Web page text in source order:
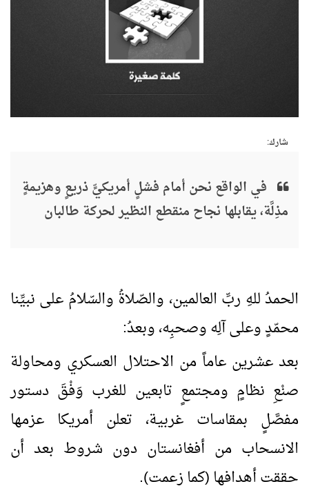
شارك:
في الواقع نحن أمام فشلٍ أمريكيٍّ ذريعٍ وهزيمةٍ
مذِلَّة، يقابلها نجاح منقطع النظير لحركة طالبان
الحمدُ للهِ ربِّ العالمين، والصّلاةُ والسّلامُ على نبيِّنا
محمّدٍ وعلى آلِه وصحبِه، وبعدُ:
بعد عشرين عاماً من الاحتلال العسكري ومحاولة
صنْعِ نظامٍ ومجتمعٍ تابعين للغرب وَفْقَ دستور
مفصَّلٍ بمقاسات غربية، تعلن أمريكا عزمها
الانسحاب من أفغانستان دون شروط بعد أن
حققت أهدافها (كما زعمت).